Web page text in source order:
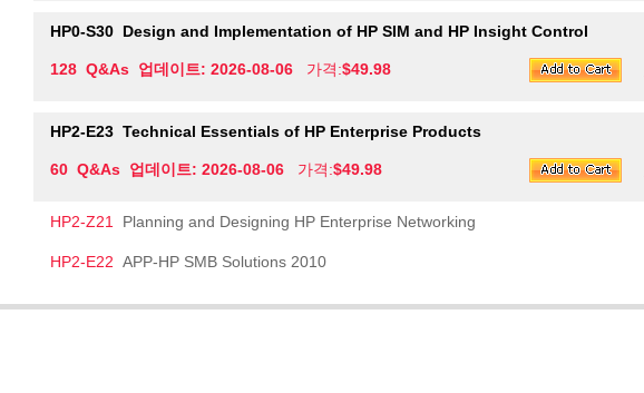
HP0-S30 Design and Implementation of HP SIM and HP Insight Control
128 Q&As 업데이트: 2026-08-06 가격:$49.98
HP2-E23 Technical Essentials of HP Enterprise Products
60 Q&As 업데이트: 2026-08-06 가격:$49.98
HP2-Z21 Planning and Designing HP Enterprise Networking
HP2-E22 APP-HP SMB Solutions 2010